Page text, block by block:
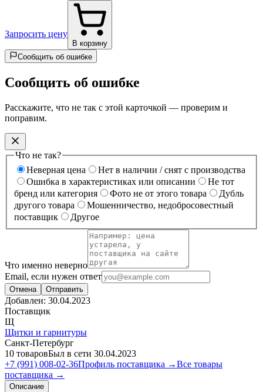
Запросить цену
В корзину
Сообщить об ошибке
Сообщить об ошибке
Расскажите, что не так с этой карточкой — проверим и
поправим.
Что не так?
Неверная цена
Нет в наличии / снят с производства
Ошибка в характеристиках или описании
Не тот
бренд или категория
Фото не от этого товара
Дубль
другого товара
Мошенничество, недобросовестный
поставщик
Другое
Что именно неверно
Email, если нужен ответ
Отмена Отправить
Добавлен: 30.04.2023
Поставщик
Щ
Щитки и гарнитуры
Санкт-Петербург
10 товаровБыл в сети 30.04.2023
+7 (991) 008-02-36Профиль поставщика →Все товары
поставщика →
Описание